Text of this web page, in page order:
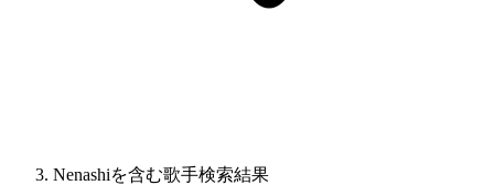
Nenashiを含む歌手検索結果